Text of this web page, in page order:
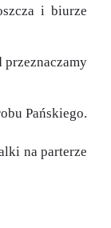
i biurze
Pańskiego.
na parterze